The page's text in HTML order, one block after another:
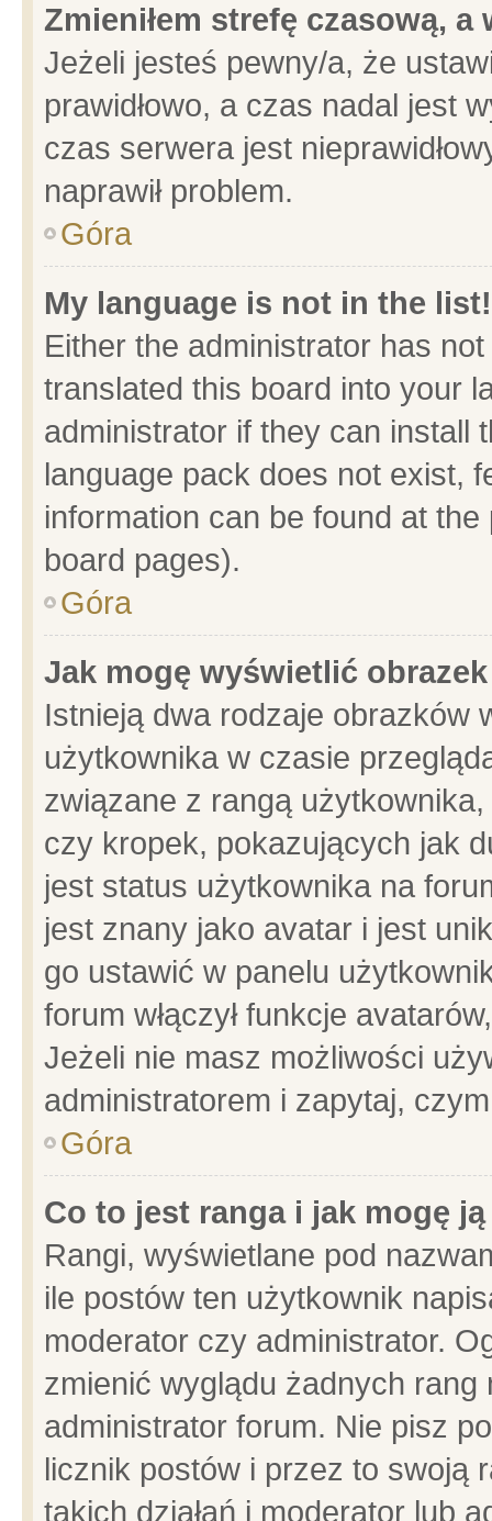
Zmieniłem strefę czasową,
Jeżeli jesteś pewny/a, że
prawidłowo, a czas nadal jest
czas serwera jest
naprawił problem.
Góra
My language is not in the list!
Either the administrator has
translated this board into your
administrator if they can install
language pack does not exist,
information can be found at
board pages).
Góra
Jak mogę wyświetlić
Istnieją dwa rodzaje obrazków
użytkownika w czasie
związane z rangą
czy kropek, pokazujących jak
jest status użytkownika na
jest znany jako avatar i jest
go ustawić w panelu
forum włączył funkcje
Jeżeli nie masz możliwości
administratorem i zapytaj,
Góra
Co to jest ranga i jak mogę
Rangi, wyświetlane pod
ile postów ten użytkownik
moderator czy administrator.
zmienić wyglądu żadnych
administrator forum. Nie pisz
licznik postów i przez to swoją
takich działań i moderator lub